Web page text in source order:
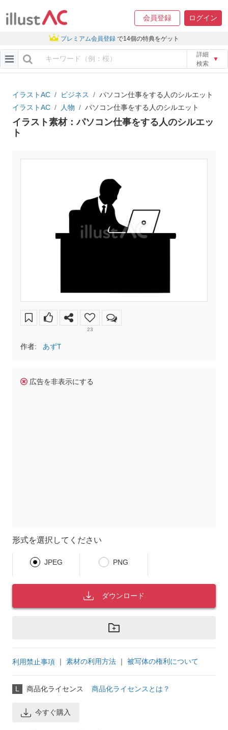
会員登録 ログイン
プレミアム会員登録 で14個の特典をゲット
詳細
検索
▼
イラストAC ビジネス
パソコン仕事をする人のシルエット
イラストAC
人物 パソコン仕事をする人のシルエット
イラスト素材：パソコン仕事をする人のシルエッ
ト
23
作者: あずT
広告を非表示にする
形式を選択してください
JPEG PNG
ダウンロード
利用禁止事項 ｜ 素材の利用方法 ｜ 被写体の権利について
L 商品化ライセンス 商品化ライセンスとは？
今すぐ購入